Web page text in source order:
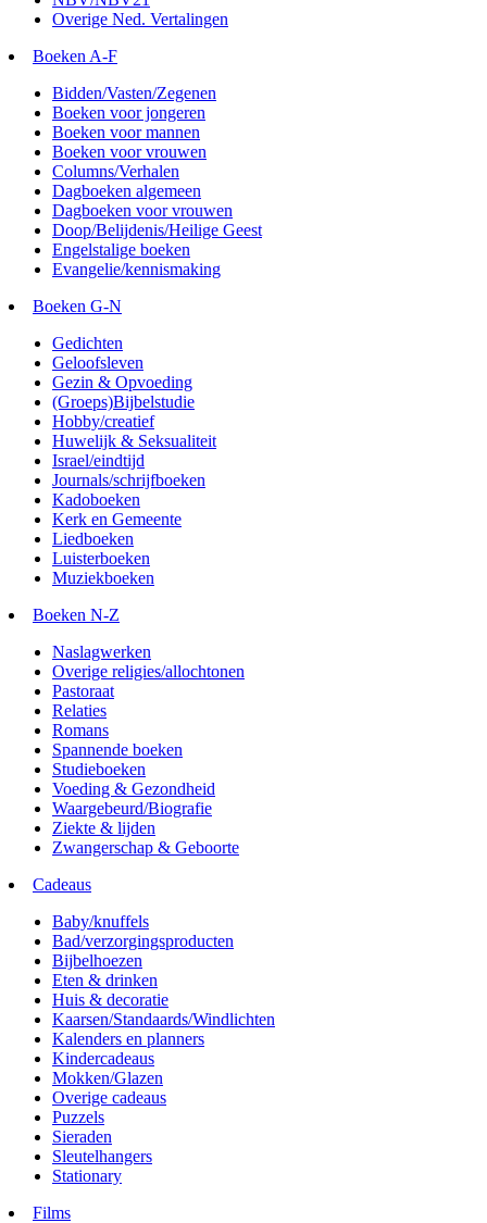
Overige Ned. Vertalingen
Boeken A-F
Bidden/Vasten/Zegenen
Boeken voor jongeren
Boeken voor mannen
Boeken voor vrouwen
Columns/Verhalen
Dagboeken algemeen
Dagboeken voor vrouwen
Doop/Belijdenis/Heilige Geest
Engelstalige boeken
Evangelie/kennismaking
Boeken G-N
Gedichten
Geloofsleven
Gezin & Opvoeding
(Groeps)Bijbelstudie
Hobby/creatief
Huwelijk & Seksualiteit
Israel/eindtijd
Journals/schrijfboeken
Kadoboeken
Kerk en Gemeente
Liedboeken
Luisterboeken
Muziekboeken
Boeken N-Z
Naslagwerken
Overige religies/allochtonen
Pastoraat
Relaties
Romans
Spannende boeken
Studieboeken
Voeding & Gezondheid
Waargebeurd/Biografie
Ziekte & lijden
Zwangerschap & Geboorte
Cadeaus
Baby/knuffels
Bad/verzorgingsproducten
Bijbelhoezen
Eten & drinken
Huis & decoratie
Kaarsen/Standaards/Windlichten
Kalenders en planners
Kindercadeaus
Mokken/Glazen
Overige cadeaus
Puzzels
Sieraden
Sleutelhangers
Stationary
Films